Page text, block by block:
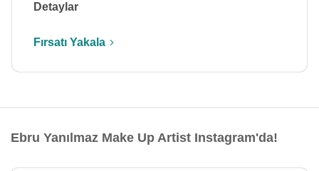
Detaylar
Fırsatı Yakala
Ebru Yanılmaz Make Up Artist Instagram'da!